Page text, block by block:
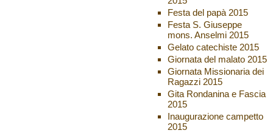
Festa del papà 2015
Festa S. Giuseppe
mons. Anselmi 2015
Gelato catechiste 2015
Giornata del malato 2015
Giornata Missionaria dei
Ragazzi 2015
Gita Rondanina e Fascia
2015
Inaugurazione campetto
2015